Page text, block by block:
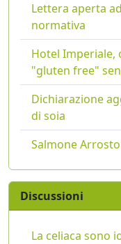
Lettera aperta
normativa
Hotel Imperiale,
"gluten free"
Dichiarazione
di soia
Salmone
Discussioni
La celiaca sono